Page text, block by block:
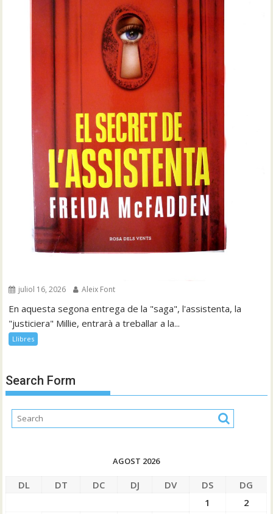
juliol 16, 2026 Aleix Font
En aquesta segona entrega de la "saga", l'assistenta, la
"justiciera" Millie, entrarà a treballar a la...
Llibres
Search Form
AGOST 2026
DL DT DC DJ DV DS
DG
1
2